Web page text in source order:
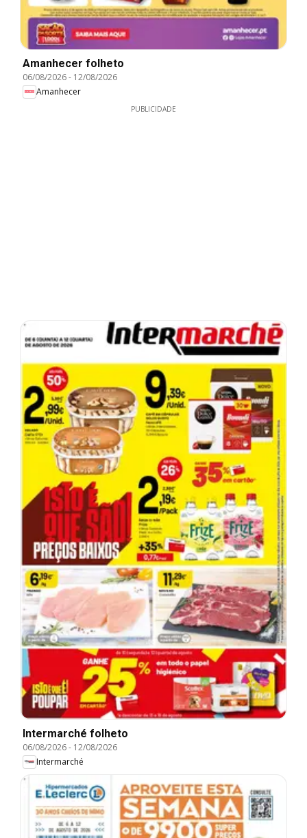
Amanhecer folheto
06/08/2026- 12/08/2026
Amanhecer
PUBLICIDADE
Intermarché folheto
06/08/2026- 12/08/2026
Intermarché